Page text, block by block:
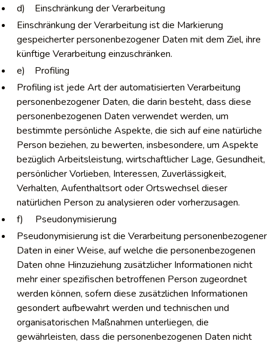
d) Einschränkung der Verarbeitung
Einschränkung der Verarbeitung ist die Markierung
gespeicherter personenbezogener Daten mit dem Ziel, ihre
künftige Verarbeitung einzuschränken.
e) Profiling
Profiling ist jede Art der automatisierten Verarbeitung
personenbezogener Daten, die darin besteht, dass diese
personenbezogenen Daten verwendet werden, um
bestimmte persönliche Aspekte, die sich auf eine natürliche
Person beziehen, zu bewerten, insbesondere, um Aspekte
bezüglich Arbeitsleistung, wirtschaftlicher Lage, Gesundheit,
persönlicher Vorlieben, Interessen, Zuverlässigkeit,
Verhalten, Aufenthaltsort oder Ortswechsel dieser
natürlichen Person zu analysieren oder vorherzusagen.
f) Pseudonymisierung
Pseudonymisierung ist die Verarbeitung personenbezogener
Daten in einer Weise, auf welche die personenbezogenen
Daten ohne Hinzuziehung zusätzlicher Informationen nicht
mehr einer spezifischen betroffenen Person zugeordnet
werden können, sofern diese zusätzlichen Informationen
gesondert aufbewahrt werden und technischen und
organisatorischen Maßnahmen unterliegen, die
gewährleisten, dass die personenbezogenen Daten nicht